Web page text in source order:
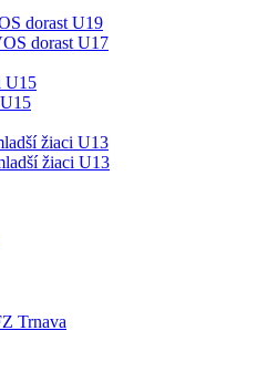
dorast U19
dorast U17
U15
žiaci U13
žiaci U13
Trnava